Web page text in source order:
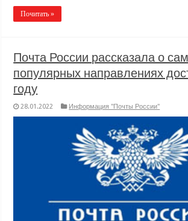
Почитать »
Почта России рассказала о
популярных направлениях
году
28.01.2022 Информация "Почты России"